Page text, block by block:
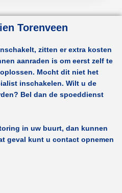
Torenveen
zitten er extra kosten
aanraden is om eerst zelf te
Mocht dit niet het
inschakelen. Wilt u de
Bel dan de spoeddienst
in uw buurt, dan kunnen
geval kunt u contact opnemen